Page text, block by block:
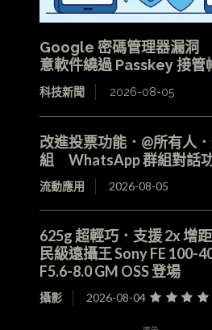
Google 密碼管理器漏洞
意軟件繞過 Passkey 接管
科技新聞 2026-08-05
改進投票功能．@所有人
組 WhatsApp 群組對話
流動應用 2026-08-05
625g 超輕巧．支援 2x 增
民級遠攝王 Sony FE 100-
F5.6-8.0 GM OSS 登場
攝影 2026-08-04